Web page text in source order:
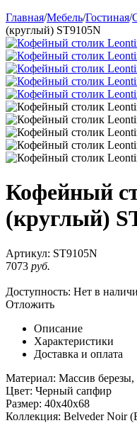
Главная/Мебель/Гостиная/
(круглый) ST9105N
Кофейный
(круглый)
Артикул: ST9105N
7073 руб.
Доступность: Нет в
Отложить
Описание
Характеристики
Доставка и оплата
Материал: Массив березы,
Цвет: Черный сапфир
Размер: 40х40х68
Коллекция: Belveder Noir